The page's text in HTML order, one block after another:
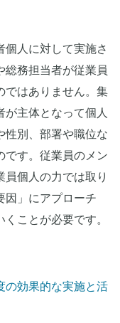
個人に対して実施さ
総務担当者が従業員
ではありません。集
が主体となって個人
性別、部署や職位な
です。従業員のメン
員個人の力では取り
因」にアプローチ
ことが必要です。
の効果的な実施と活